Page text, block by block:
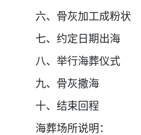
六、骨灰加工成粉状
七、约定日期出海
八、举行海葬仪式
九、骨灰撒海
十、结束回程
海葬场所说明：